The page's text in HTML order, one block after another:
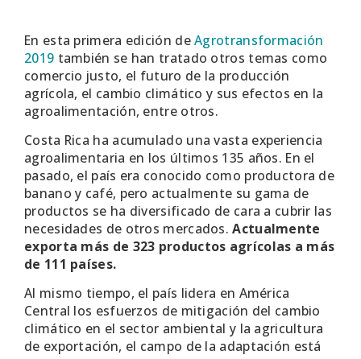
En esta primera edición deAgrotransformación
2019 también se han tratado otros temas como
comercio justo, el futuro de la producción
agrícola, el cambio climático y sus efectos en la
agroalimentación, entre otros.
Costa Rica ha acumulado una vasta experiencia
agroalimentaria en los últimos 135 años. En el
pasado, el país era conocido como productora de
banano y café, pero actualmente su gama de
productos se ha diversificado de cara a cubrir las
necesidades de otros mercados.Actualmente
exporta más de 323 productos agrícolas a más
de 111 países.
Al mismo tiempo, el país lidera en América
Central los esfuerzos de mitigación del cambio
climático en el sector ambiental y la agricultura
de exportación, el campo de la adaptación está